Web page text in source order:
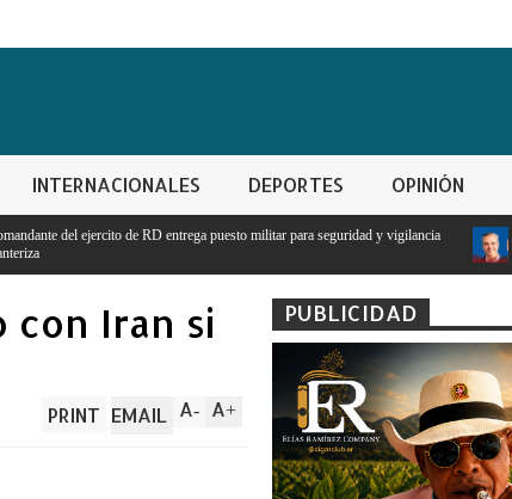
INTERNACIONALES DEPORTES OPINIÓN
puesto militar para seguridad y vigilancia
El PRM pasa a dirección
con Iran si
A+
A-
PRINT EMAIL
PUBLICIDAD